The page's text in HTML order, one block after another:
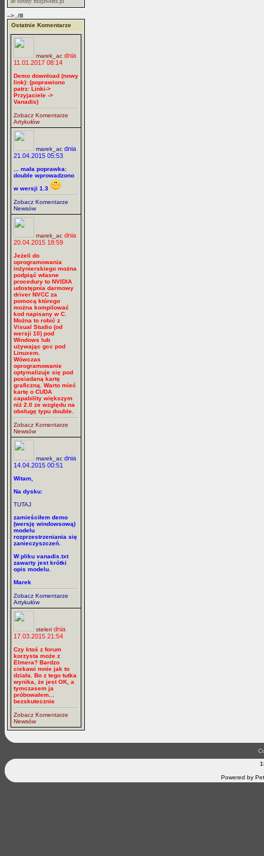
-->../lll
Ostatnie Komentarze
marek_ac dnia
11.01.2017 08:14
Demo download (nowy
link): (poprawiono
patrz: Linki->
Przyjaciele ->
Vanadis)
Zobacz Komentarze
Artykułów
marek_ac dnia
21.04.2015 05:53
... mała poprawka:
double wprowadzono
w wersji 1.3
Zobacz Komentarze
Newsów
marek_ac dnia
20.04.2015 18:59
Jeżeli do
oprogramowania
inżynierskiego można
podpiąć własne
procedury to NVIDIA
udostępnia darmowy
driver NVCC za
pomocą którego
można kompilować
kod napisany w C.
Można to robić z
Visual Studio (od
wersji 10) pod
Windows lub
używając gcc pod
Linuxem.
Wówczas
oprogramowanie
optymalizuje się pod
posiadaną kartę
graficzną. Warto mieć
kartę o CUDA
capability większym
niż 2.0 ze względu na
obsługę typu double.
Zobacz Komentarze
Newsów
marek_ac dnia
14.04.2015 00:51
Witam,
Na dysku:
TUTAJ
zamieściłem demo
(wersję windowsową)
modelu
rozprzestrzeniania się
zanieczyszczeń.
W pliku vanadis.txt
zawarty jest krótki
opis modelu.
Marek
Zobacz Komentarze
Artykułów
steleri dnia
17.03.2015 21:54
Czy ktoś z forum
korzysta może z
Elmera? Bardzo
ciekawi mnie jak to
działa. Bo z tego tutka
wynika, że jest OK, a
tymczasem ja
próbowałem...
bezskutecznie
Zobacz Komentarze
Newsów
Powered by